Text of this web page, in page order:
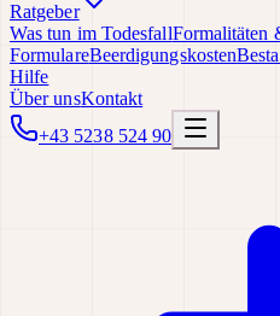
Ratgeber
Was tun im TodesfallFormalitäten
FormulareBeerdigungskosten
Hilfe
Über unsKontakt
+43 5238 524 90